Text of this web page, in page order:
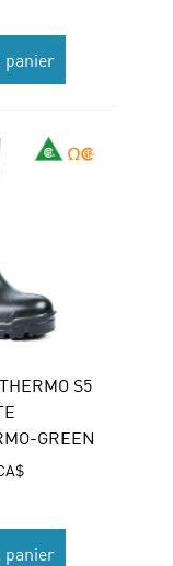
panier
S5
GREEN
panier